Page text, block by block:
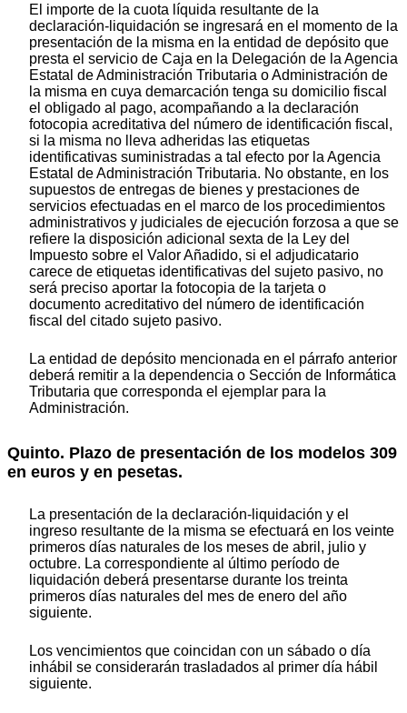
El importe de la cuota líquida resultante de la
declaración-liquidación se ingresará en el momento de la
presentación de la misma en la entidad de depósito que
presta el servicio de Caja en la Delegación de la Agencia
Estatal de Administración Tributaria o Administración de
la misma en cuya demarcación tenga su domicilio fiscal
el obligado al pago, acompañando a la declaración
fotocopia acreditativa del número de identificación fiscal,
si la misma no lleva adheridas las etiquetas
identificativas suministradas a tal efecto por la Agencia
Estatal de Administración Tributaria. No obstante, en los
supuestos de entregas de bienes y prestaciones de
servicios efectuadas en el marco de los procedimientos
administrativos y judiciales de ejecución forzosa a que se
refiere la disposición adicional sexta de la Ley del
Impuesto sobre el Valor Añadido, si el adjudicatario
carece de etiquetas identificativas del sujeto pasivo, no
será preciso aportar la fotocopia de la tarjeta o
documento acreditativo del número de identificación
fiscal del citado sujeto pasivo.
La entidad de depósito mencionada en el párrafo anterior
deberá remitir a la dependencia o Sección de Informática
Tributaria que corresponda el ejemplar para la
Administración.
Quinto. Plazo de presentación de los modelos 309
en euros y en pesetas.
La presentación de la declaración-liquidación y el
ingreso resultante de la misma se efectuará en los veinte
primeros días naturales de los meses de abril, julio y
octubre. La correspondiente al último período de
liquidación deberá presentarse durante los treinta
primeros días naturales del mes de enero del año
siguiente.
Los vencimientos que coincidan con un sábado o día
inhábil se considerarán trasladados al primer día hábil
siguiente.